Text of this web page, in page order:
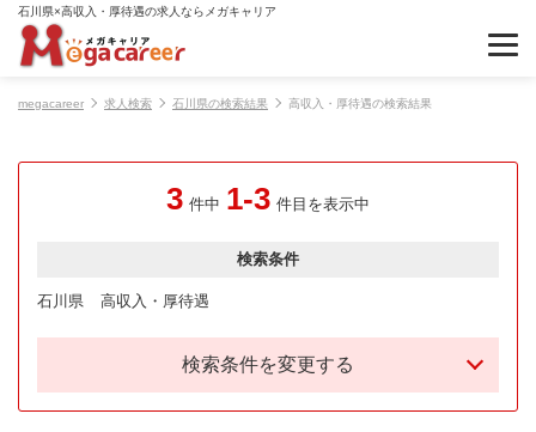
石川県×高収入・厚待遇の求人ならメガキャリア
megacareer 求人検索 石川県の検索結果 高収入・厚待遇の検索結果
3 件中 1-3 件目を表示中
検索条件
石川県 高収入・厚待遇
検索条件を変更する